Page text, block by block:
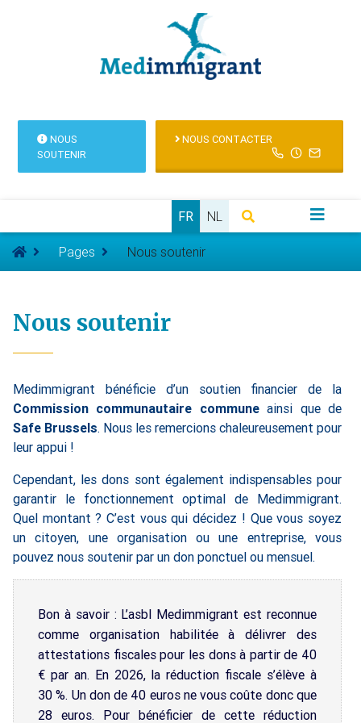
NOUS
SOUTENIR
NOUS CONTACTER
FR NL
Pages Nous soutenir
Nous soutenir
Medimmigrant bénéficie d’un soutien financier de la
Commission communautaire communeainsi que de
Safe Brussels. Nous les remercions chaleureusement pour
leur appui !
Cependant, les dons sont également indispensables pour
garantir le fonctionnement optimal de Medimmigrant.
Quel montant ? C’est vous qui décidez ! Que vous soyez
un citoyen, une organisation ou une entreprise, vous
pouvez nous soutenir par un don ponctuel ou mensuel.
Bon à savoir : L’asbl Medimmigrant est reconnue
comme organisation habilitée à délivrer des
attestations fiscales pour les dons à partir de 40
€ par an. En 2026, la réduction fiscale s’élève à
30 %. Un don de 40 euros ne vous coûte donc que
28 euros. Pour bénéficier de cette réduction